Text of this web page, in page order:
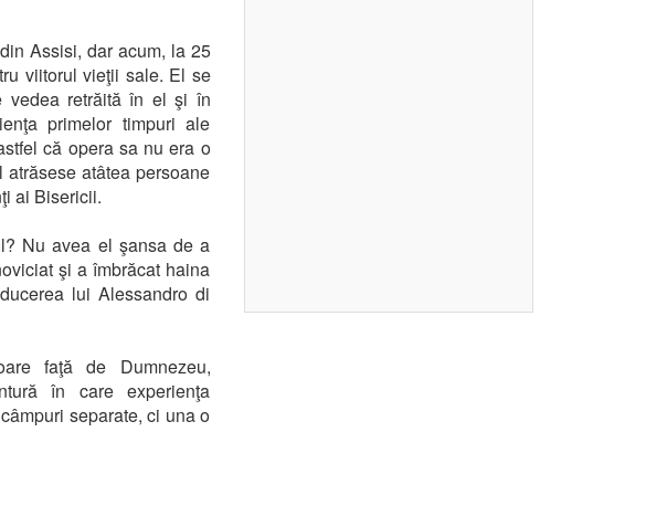
Assisi, dar acum, la 25
viitorul vieţii sale. El se
vedea retrăită în el şi în
primelor timpuri ale
că opera sa nu era o
atâtea persoane
ai Bisericii.
Nu avea el şansa de a
şi a îmbrăcat haina
lui Alessandro di
faţă de Dumnezeu,
în care experienţa
separate, ci una o